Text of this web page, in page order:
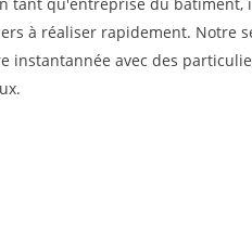
à réaliser rapidement. Notre
instantannée avec des